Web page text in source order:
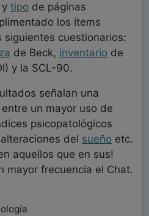
tipo de páginas
los ítems
siguientes cuestionarios:
de Beck, inventario de
y la SCL-90.
señalan una
entre un mayor uso de
psicopatológicos
del sueño etc.
aquellos que en sus!
mayor frecuencia el Chat.